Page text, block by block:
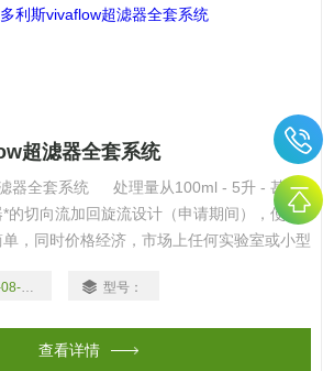
超滤器全套系统
器全套系统 处理量从100ml - 5升 - 甚至
的切向流加回旋流设计（申请期间），使其
，同时价格经济，市场上任何实验室或小型
的切向流循环 *“回旋流”狭长流道，即使在
18 型号：
查看详情